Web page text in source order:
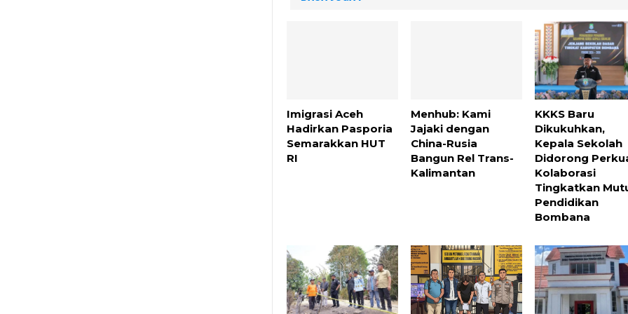
Imigrasi Aceh
Hadirkan Pasporia
Semarakkan HUT
RI
Menhub: Kami
Jajaki dengan
China-Rusia
Bangun Rel Trans-
Kalimantan
KKKS Baru
Dikukuhkan,
Kepala Sekolah
Didorong
Kolaborasi
Tingkatkan
Pendidikan
Bombana